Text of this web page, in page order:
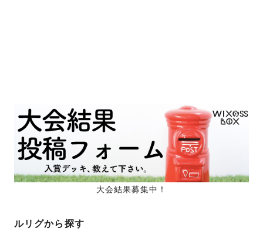
大会結果募集中！
ルリグから探す